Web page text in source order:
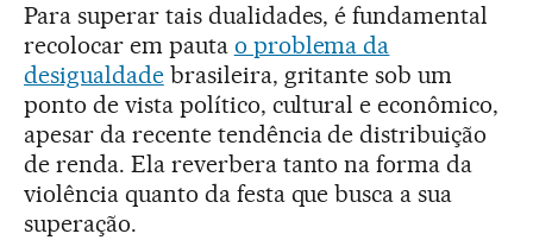
Para superar tais dualidades, é fundamental
recolocar em pauta o problema da
desigualdadebrasileira, gritante sob um
ponto de vista político, cultural e econômico,
apesar da recente tendência de distribuição
de renda. Ela reverbera tanto na forma da
violência quanto da festa que busca a sua
superação.